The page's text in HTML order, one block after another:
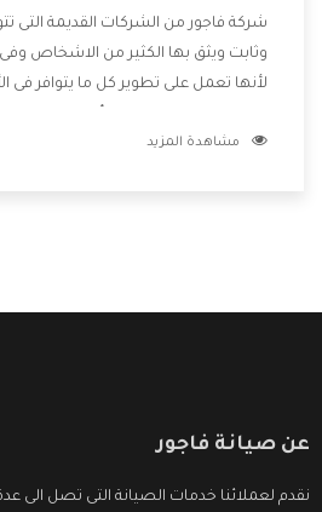
شركة فاجور من الشركات القديمة التى
وثابت ويثق بها الكثير من الاشخاص
لأنها تعمل على تطوير كل ما يتوافر فى
وتقدم للعملاء أقوى العروض
مشاهدة المزيد
عن صيانة فاجور
نقدم لعملائنا خدمات الصيانة التى تصل الى